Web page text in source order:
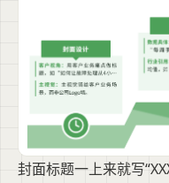
封面标题一上来就写